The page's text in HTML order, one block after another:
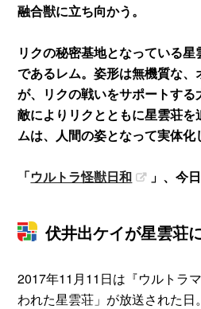
融合獣に立ち向かう。
リクの秘密基地となっている
であるレム。姿形は無機質な
が、リクの戦いをサポートする
敵によりリクとともに星雲荘
ムは、人間の姿となって実体化
「ウルトラ怪獣日和 」、今
伏井出ケイが星雲荘
2017年11月11日は『ウルトラ
われた星雲荘」が放送された